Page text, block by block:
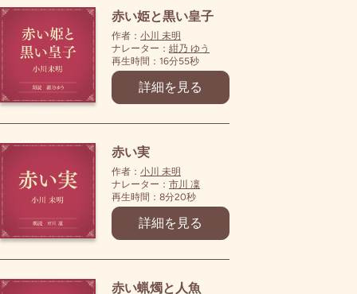
赤い姫と黒い皇子
作者： 小川 未明
ナレーター： 紺乃 ゆう
再生時間：16分55秒
詳細を見る
赤い実
作者： 小川 未明
ナレーター： 市川 凜
再生時間：8分20秒
詳細を見る
赤い蝋燭と人魚